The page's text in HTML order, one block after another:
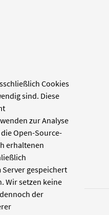
Cookies
sind. Diese
zur Analyse
Open-Source-
erhaltenen
gespeichert
Wir setzen keine
der